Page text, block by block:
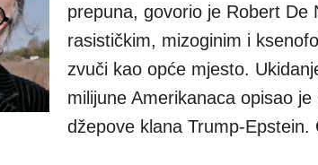
prepuna, govorio je Robert De
rasističkim, mizoginim i
zvuči kao opće mjesto.
milijune Amerikanaca opisao
džepove klana Trump-